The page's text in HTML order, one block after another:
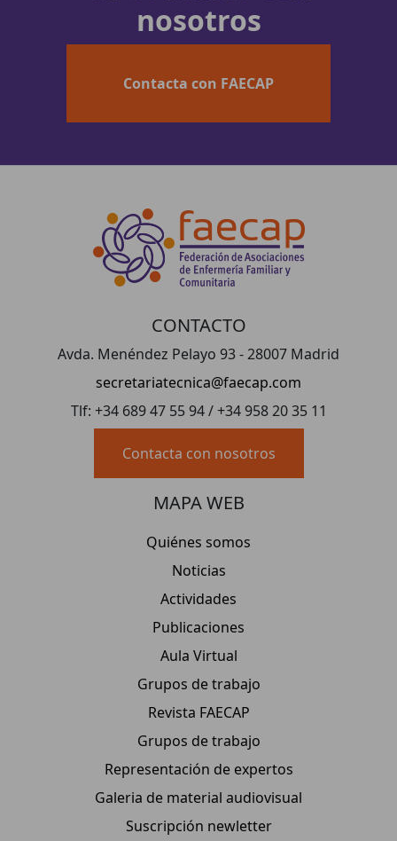
nosotros
Contacta con FAECAP
CONTACTO
Avda. Menéndez Pelayo 93 - 28007 Madrid
secretariatecnica@faecap.com
Tlf: +34 689 47 55 94 / +34 958 20 35 11
Contacta con nosotros
MAPA WEB
Quiénes somos
Noticias
Actividades
Publicaciones
Aula Virtual
Grupos de trabajo
Revista FAECAP
Grupos de trabajo
Representación de expertos
Galeria de material audiovisual
Suscripción newletter